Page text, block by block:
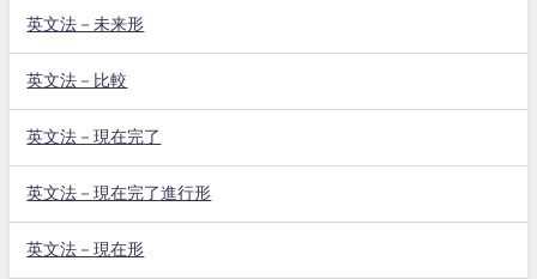
英文法－未来形
英文法－比較
英文法－現在完了
英文法－現在完了進行形
英文法－現在形